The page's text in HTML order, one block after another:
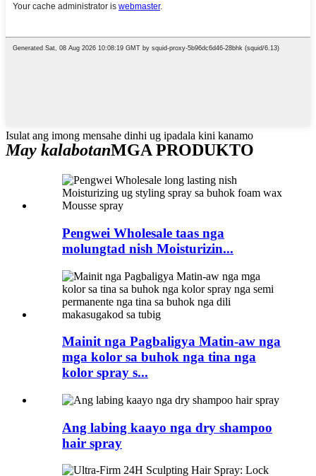
Isulat ang imong mensahe dinhi ug ipadala kini kanamo
May kalabotanMGA PRODUKTO
Pengwei Wholesale taas nga
molungtad nish Moisturizin...
Mainit nga Pagbaligya Matin-aw nga
mga kolor sa buhok nga tina nga
kolor spray s...
Ang labing kaayo nga dry shampoo
hair spray